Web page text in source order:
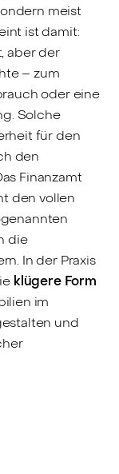
meist
ist damit:
aber der
– zum
oder eine
Solche
für den
den
Finanzamt
den vollen
die
In der Praxis
klügere Form
im
und